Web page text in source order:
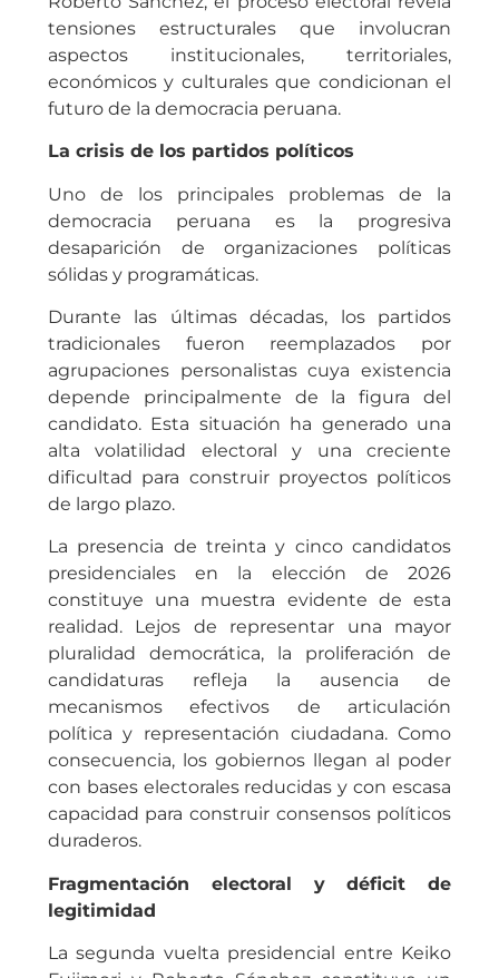
tensiones estructurales que involucran
aspectos institucionales, territoriales,
económicos y culturales que condicionan el
futuro de la democracia peruana.
La crisis de los partidos políticos
Uno de los principales problemas de la
democracia peruana es la progresiva
desaparición de organizaciones políticas
sólidas y programáticas.
Durante las últimas décadas, los partidos
tradicionales fueron reemplazados por
agrupaciones personalistas cuya existencia
depende principalmente de la figura del
candidato. Esta situación ha generado una
alta volatilidad electoral y una creciente
dificultad para construir proyectos políticos
de largo plazo.
La presencia de treinta y cinco candidatos
presidenciales en la elección de 2026
constituye una muestra evidente de esta
realidad. Lejos de representar una mayor
pluralidad democrática, la proliferación de
candidaturas refleja la ausencia de
mecanismos efectivos de articulación
política y representación ciudadana. Como
consecuencia, los gobiernos llegan al poder
con bases electorales reducidas y con escasa
capacidad para construir consensos políticos
duraderos.
Fragmentación electoral y déficit de
legitimidad
La segunda vuelta presidencial entre Keiko